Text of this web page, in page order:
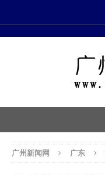
广州新闻网 广东